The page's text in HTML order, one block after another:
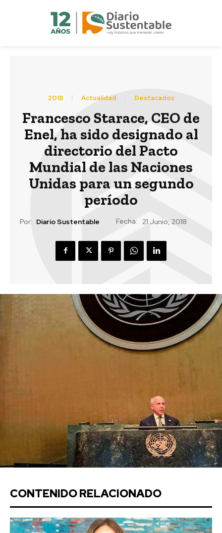
2018 Actualidad Destacados
Francesco Starace, CEO de
Enel, ha sido designado al
directorio del Pacto
Mundial de las Naciones
Unidas para un segundo
período
Por: Diario Sustentable Fecha: 21 Junio, 2018
CONTENIDO RELACIONADO